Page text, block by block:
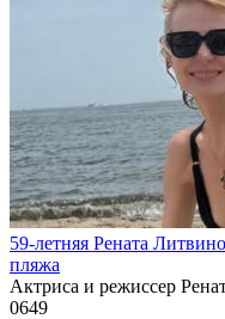
59-летняя Рената
пляжа
Актриса и режиссер
0649